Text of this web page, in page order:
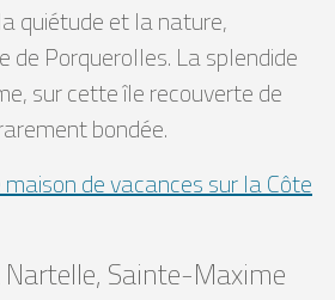
quiétude et la nature,
de Porquerolles. La splendide
sur cette île recouverte de
bondée.
de vacances sur la Côte
Nartelle, Sainte-Maxime